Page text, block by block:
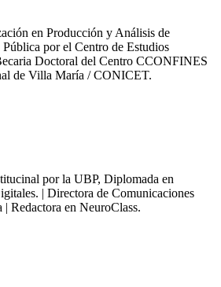
en Producción y Análisis de
por el Centro de Estudios
Doctoral del Centro CCONFINES
de Villa María / CONICET.
por la UBP, Diplomada en
| Directora de Comunicaciones
Redactora en NeuroClass.